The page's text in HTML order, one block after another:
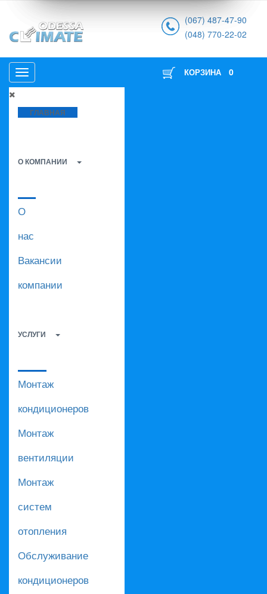
(067) 487-47-90
(048) 770-22-02
ГЛАВНАЯ
О КОМПАНИИ
О
нас
Вакансии
компании
УСЛУГИ
Монтаж
кондиционеров
Монтаж
вентиляции
Монтаж
систем
отопления
Обслуживание
кондиционеров
КОРЗИНА 0